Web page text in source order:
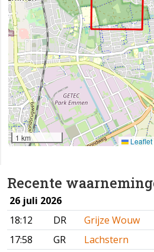
Recente
26 juli 2026
18:12
DR
Grijze Wouw
17:58
GR
Lachstern
1 km Leaflet